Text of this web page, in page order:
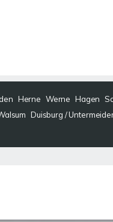
Herne Werne Hagen
Duisburg /